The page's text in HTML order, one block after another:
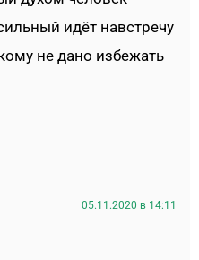
идёт навстречу
не дано избежать
05.11.2020 в 14:11